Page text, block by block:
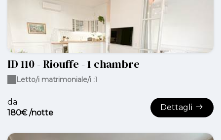
ID 110 - Riouffe - 1 chambre
da
180€ /notte
Dettagli
Letto/i matrimoniale/i :1